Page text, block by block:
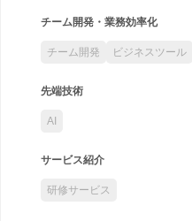
チーム開発・業務効率化
チーム開発 ビジネスツール
先端技術
AI
サービス紹介
研修サービス